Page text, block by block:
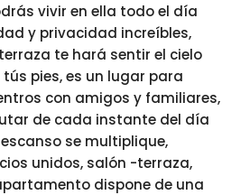
vivir en ella todo el día
y privacidad increíbles,
te hará sentir el cielo
pies, es un lugar para
con amigos y familiares,
de cada instante del día
se multiplique,
unidos, salón -terraza,
dispone de una